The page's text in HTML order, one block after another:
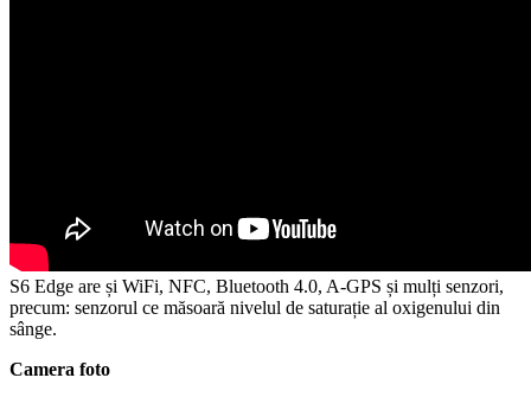
S6 Edge are și WiFi, NFC, Bluetooth 4.0, A-GPS și mulți senzori,
precum: senzorul ce măsoară nivelul de saturație al oxigenului din
sânge.
Camera foto